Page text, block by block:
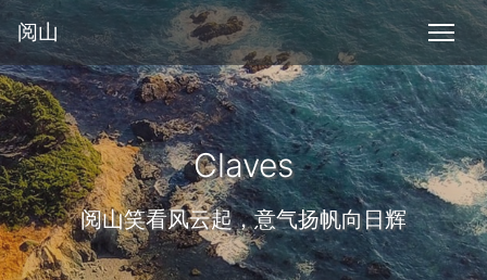
阅山
Claves
阅山笑看风云起，意气扬帆向日辉